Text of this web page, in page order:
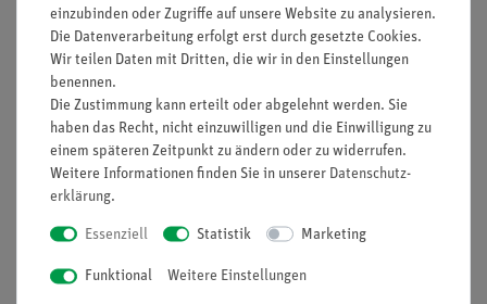
einzubinden oder Zugriffe auf unsere Website zu analysieren.
Die Datenverarbeitung erfolgt erst durch gesetzte Cookies.
Wir teilen Daten mit Dritten, die wir in den Einstellungen
benennen.
Die Zustimmung kann erteilt oder abgelehnt werden. Sie
haben das Recht, nicht einzuwilligen und die Einwilligung zu
einem späteren Zeitpunkt zu ändern oder zu widerrufen.
Weitere Informationen finden Sie in unserer Daten­schutz­
erklärung.
Essenziell Statistik Marketing
Funktional Weitere Einstellungen